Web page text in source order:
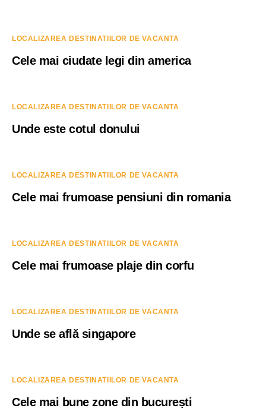
LOCALIZAREA DESTINATIILOR DE VACANTA
Cele mai ciudate legi din america
LOCALIZAREA DESTINATIILOR DE VACANTA
Unde este cotul donului
LOCALIZAREA DESTINATIILOR DE VACANTA
Cele mai frumoase pensiuni din romania
LOCALIZAREA DESTINATIILOR DE VACANTA
Cele mai frumoase plaje din corfu
LOCALIZAREA DESTINATIILOR DE VACANTA
Unde se află singapore
LOCALIZAREA DESTINATIILOR DE VACANTA
Cele mai bune zone din bucurești